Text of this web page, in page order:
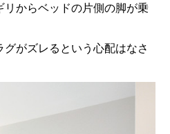
リからベッドの片側の脚が乗
がズレるという心配はなさ